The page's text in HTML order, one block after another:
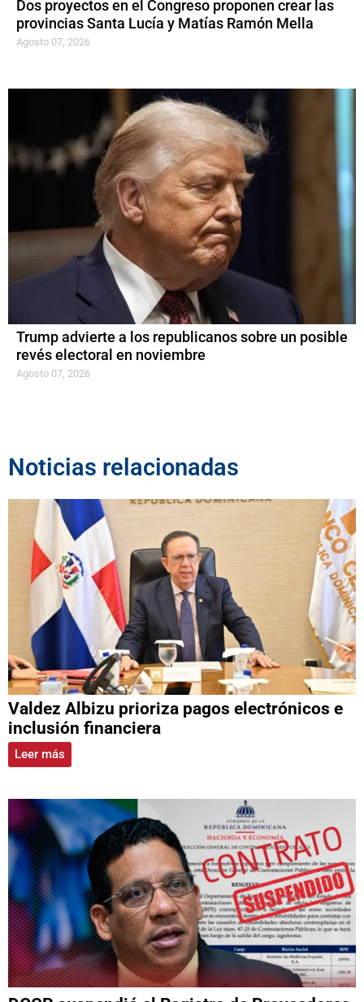
Dos proyectos en el Congreso proponen crear las
provincias Santa Lucía y Matías Ramón Mella
Agosto 07, 2026
Trump advierte a los republicanos sobre un posible
revés electoral en noviembre
Agosto 07, 2026
Noticias relacionadas
Valdez Albizu prioriza pagos electrónicos e
inclusión financiera
Leer más